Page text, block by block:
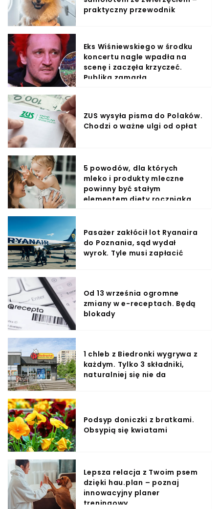
praktyczny przewodnik
Eks Wiśniewskiego w środku
koncertu nagle wpadła na
scenę i zaczęła krzyczeć.
Publika zamarła
ZUS wysyła pisma do Polaków.
Chodzi o ważne ulgi od opłat
5 powodów, dla których
mleko i produkty mleczne
powinny być stałym
elementem diety roczniaka
Pasażer zakłócił lot Ryanaira
do Poznania, sąd wydał
wyrok. Tyle musi zapłacić
Od 13 września ogromne
zmiany w e-receptach. Będą
blokady
1 chleb z Biedronki wygrywa z
każdym. Tylko 3 składniki,
naturalniej się nie da
Podsyp doniczki z bratkami.
Obsypią się kwiatami
Lepsza relacja z Twoim psem
dzięki hau.plan – poznaj
innowacyjny planer
treningowy